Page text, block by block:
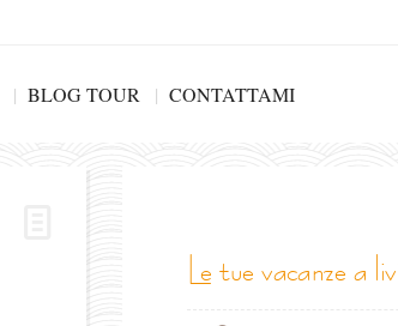
BLOG TOUR CONTATTAMI
le tue vacanze a